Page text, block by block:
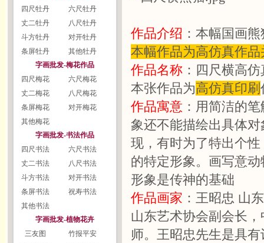
四尺牡丹
六尺牡丹
丈二牡丹
八尺牡丹
斗方牡丹
对开牡丹
条屏牡丹
其他牡丹
字画批发-梅花作品
四尺梅花
六尺梅花
丈二梅花
八尺梅花
条屏梅花
对开梅花
其他梅花
字画批发-书法作品
四尺书法
六尺书法
丈二书法
八尺书法
斗方书法
对开书法
条屏书法
祝寿书法
其他书法
字画批发-植物花卉
三友图
竹报平安
作品介绍 ：本幅国画
本幅作品为高仿真作
作品名称 ：四尺横高
本张作品为高仿真印刷
作品寓意 ：用简洁的
象还不能描绘出具体
现，有时为了特出个
的特定形象。画写意
形象是传神的基础
作品画家 ：王昭忠 山
山东艺术协会副会长
师。王昭忠先生是具